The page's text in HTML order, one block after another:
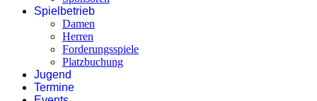
Spielbetrieb
Damen
Herren
Forderungsspiele
Platzbuchung
Jugend
Termine